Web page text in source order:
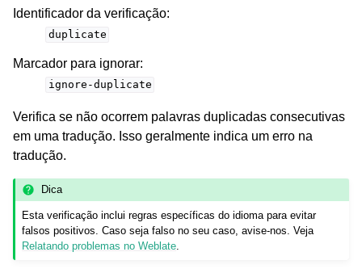
Identificador da verificação:
duplicate
Marcador para ignorar:
ignore-duplicate
Verifica se não ocorrem palavras duplicadas consecutivas
em uma tradução. Isso geralmente indica um erro na
tradução.
Dica
Esta verificação inclui regras específicas do idioma para evitar
falsos positivos. Caso seja falso no seu caso, avise-nos. Veja
Relatando problemas no Weblate.